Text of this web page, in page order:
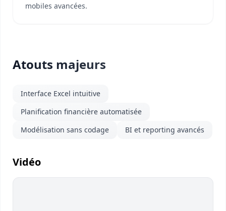
mobiles avancées.
Atouts majeurs
Interface Excel intuitive
Planification financière automatisée
Modélisation sans codage
BI et reporting avancés
Vidéo